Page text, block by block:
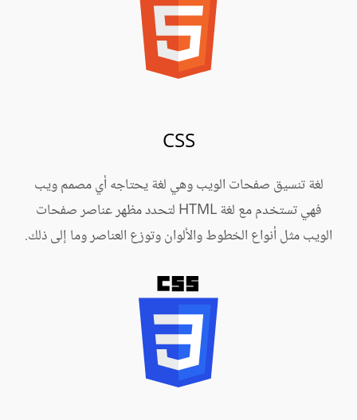
CSS
لغة تنسيق صفحات الويب وهي لغة يحتاجه أي مصمم ويب
فهي تستخدم مع لغة HTML لتحدد مظهر عناصر صفحات
الويب مثل أنواع الخطوط والألوان وتوزع العناصر وما إلى ذلك.